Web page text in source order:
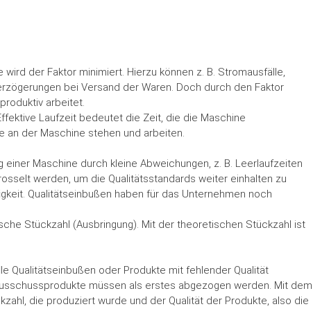
der Faktor minimiert. Hierzu können z. B. Stromausfälle,
bei Versand der Waren. Doch durch den Faktor
arbeitet.
Laufzeit bedeutet die Zeit, die die Maschine
an der Maschine stehen und arbeiten.
Maschine durch kleine Abweichungen, z. B. Leerlaufzeiten
werden, um die Qualitätsstandards weiter einhalten zu
Qualitätseinbußen haben für das Unternehmen noch
Stückzahl (Ausbringung). Mit der theoretischen Stückzahl ist
Qualitätseinbußen oder Produkte mit fehlender Qualität
müssen als erstes abgezogen werden. Mit dem
die produziert wurde und der Qualität der Produkte, also die